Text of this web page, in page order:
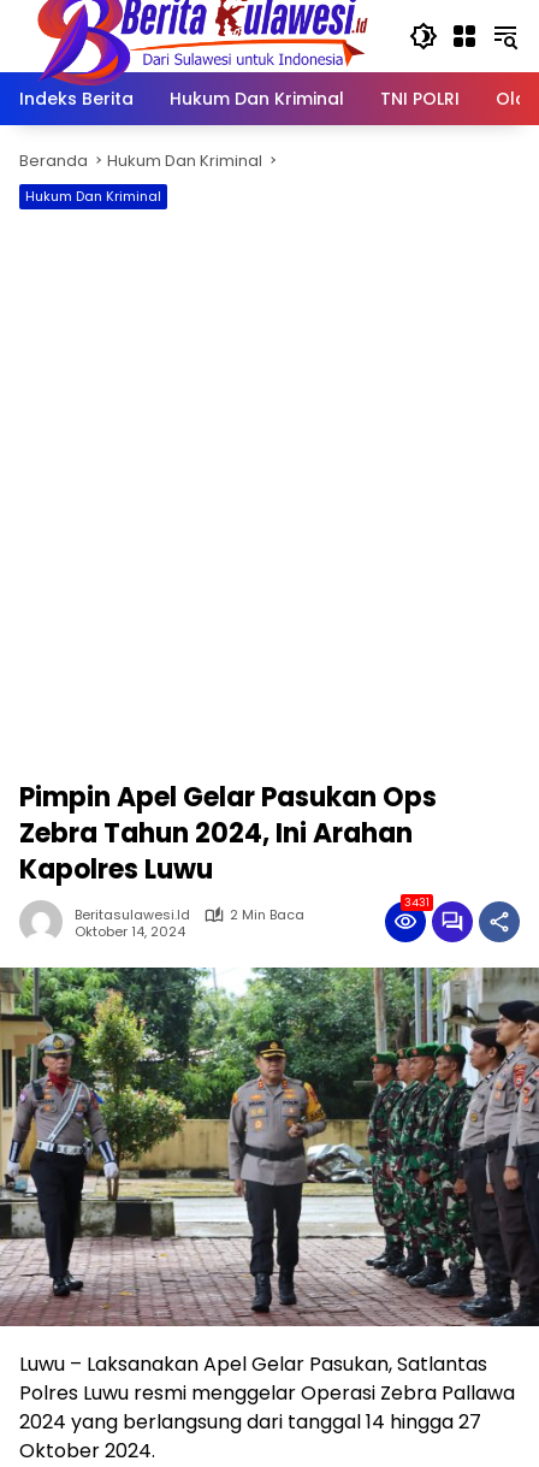
Langsung
konten
Indeks Berita
Hukum Dan Kriminal TNI POLRI
Beranda Hukum Dan Kriminal
Hukum Dan Kriminal
Pimpin Apel Gelar Pasukan Ops
Zebra Tahun 2024, Ini Arahan
Kapolres Luwu
Beritasulawesi.id
2 Min Baca
Oktober 14, 2024
3431
Luwu – Laksanakan Apel Gelar Pasukan, Satlantas
Polres Luwu resmi menggelar Operasi Zebra Pallawa
2024 yang berlangsung dari tanggal 14 hingga 27
Oktober 2024.